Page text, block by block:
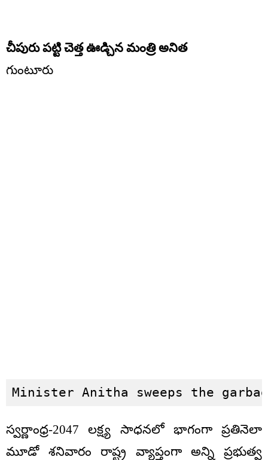
చీపురు పట్టి చెత్త ఊడ్చిన మంత్రి అనిత
గుంటూరు
Minister Anitha sweeps the
స్వర్ణాంధ్ర-2047 లక్ష్య సాధనలో భాగంగా ప్రతినెలా
మూడో శనివారం రాష్ట్ర వ్యాప్తంగా అన్ని ప్రభుత్వ